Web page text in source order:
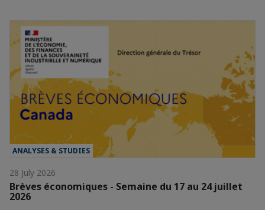
ANALYSES & STUDIES
28 July 2026
Brèves économiques - Semaine du 17 au 24 juillet
2026